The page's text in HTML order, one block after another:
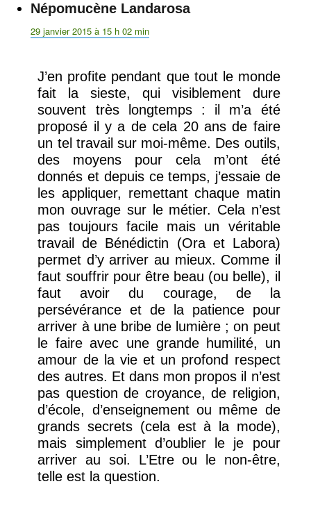
Népomucène Landarosadit :
29 janvier 2015 à 15 h 02 min
J’en profite pendant que tout le monde
fait la sieste, qui visiblement dure
souvent très longtemps : il m’a été
proposé il y a de cela 20 ans de faire
un tel travail sur moi-même. Des outils,
des moyens pour cela m’ont été
donnés et depuis ce temps, j’essaie de
les appliquer, remettant chaque matin
mon ouvrage sur le métier. Cela n’est
pas toujours facile mais un véritable
travail de Bénédictin (Ora et Labora)
permet d’y arriver au mieux. Comme il
faut souffrir pour être beau (ou belle), il
faut avoir du courage, de la
persévérance et de la patience pour
arriver à une bribe de lumière ; on peut
le faire avec une grande humilité, un
amour de la vie et un profond respect
des autres. Et dans mon propos il n’est
pas question de croyance, de religion,
d’école, d’enseignement ou même de
grands secrets (cela est à la mode),
mais simplement d’oublier le je pour
arriver au soi. L’Etre ou le non-être,
telle est la question.